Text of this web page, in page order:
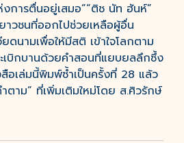
การตื่นอยู่เสมอ”“ติช นัท ฮันห์”
วชนที่ออกไปช่วยเหลือผู้อื่น
ดนามเพื่อให้มีสติ เข้าใจโลกตาม
เบิกบานด้วยคำสอนที่แยบยลลึกซึ้ง
สือเล่มนี้พิมพ์ซ้ำเป็นครั้งที่ 28 แล้ว
ตาม” ที่เพิ่มเติมใหม่โดย ส.ศิวรักษ์